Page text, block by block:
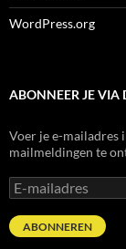
WordPress.org
ABONNEER JE VIA
Voer je e-mailadres
mailmeldingen te
E-
mailadres
ABONNEREN